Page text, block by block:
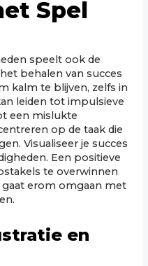
Spel
speelt ook de
behalen van succes
kalm te blijven, zelfs in
leiden tot impulsieve
een mislukte
op de taak die
Visualiseer je succes
Een positieve
te overwinnen
erom omgaan met
en